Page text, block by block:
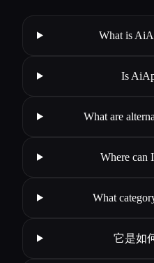
What is
Is
What are
Where can
What
它是如